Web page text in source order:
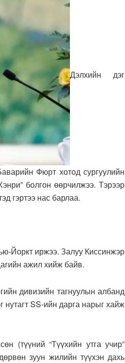
Дэлхийн дэг
Фюрт хотод сургуулийн
болгон өөрчилжээ. Тэрээр
гэртээ нас барлаа.
Йоркт иржээ. Залуу Киссинжэр
ажил хийж байв.
дивизийн тагнуулын албанд
SS-ийн дарга нарыг хайж
(түүний “Түүхийн утга учир”
зуун жилийн түүхэн дахь